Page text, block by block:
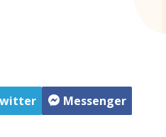
Messenger